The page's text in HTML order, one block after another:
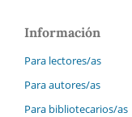
Información
Para lectores/as
Para autores/as
Para bibliotecarios/as